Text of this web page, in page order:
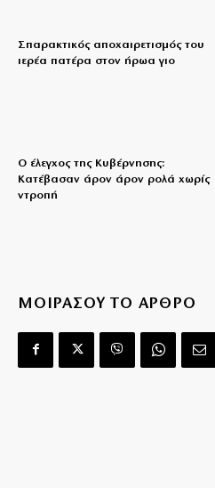
Σπαρακτικός αποχαιρετισμός του
ιερέα πατέρα στον ήρωα γιο
Ο έλεγχος της Κυβέρνησης:
Κατέβασαν άρον άρον ρολά χωρίς
ντροπή
ΜΟΙΡΑΣΟΥ ΤΟ ΑΡΘΡΟ